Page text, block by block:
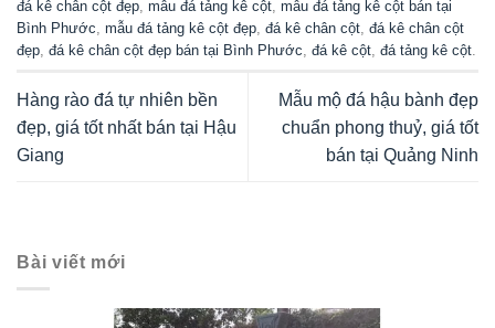
đá kê chân cột đẹp mẫu đá tảng kê cột mẫu đá tảng kê cột bán tại
Bình Phước mẫu đá tảng kê cột đẹp đá kê chân cột đá kê chân cột
đẹp đá kê chân cột đẹp bán tại Bình Phước đá kê cột đá tảng kê cột
Hàng rào đá tự nhiên bền
đẹp, giá tốt nhất bán tại Hậu
Giang
Mẫu mộ đá hậu bành đẹp
chuẩn phong thuỷ, giá tốt
bán tại Quảng Ninh
Bài viết mới